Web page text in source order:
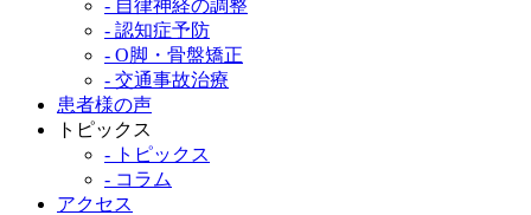
- 自律神経の調整
- 認知症予防
- O脚・骨盤矯正
- 交通事故治療
患者様の声
トピックス
- トピックス
- コラム
アクセス